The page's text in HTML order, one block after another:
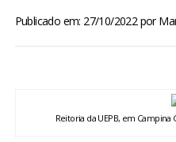
BRASIL
Publicado em: 27/10/2022por
Reitoria da UEPB, em